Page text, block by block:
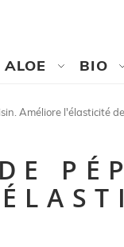
ALOE BIO
Améliore l'élasticité